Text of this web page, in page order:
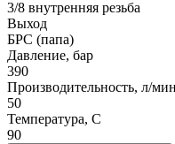
3/8 внутренняя резьба
Выход
БРС (папа)
Давление, бар
390
Производительность, л/мин
50
Температура, C
90